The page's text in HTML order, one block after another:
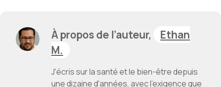
À propos de l’auteur,
Ethan
M.
J'écris sur la santé et le bien-être depuis
une dizaine d'années, avec l'exigence que